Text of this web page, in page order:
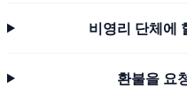
비영리 단체에
환불을 요